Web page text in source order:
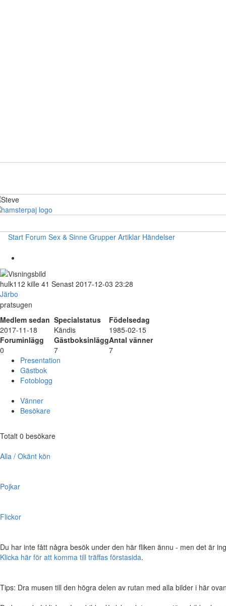
Start Forum Sex & Sinne Grupper Artiklar Händelser
hulk112 kille 41 Senast 2017-12-03 23:28
Järbo
pratsugen
Medlem sedan Specialstatus
Födelsedag
2017-11-18
Kändis
1985-02-15
Foruminlägg
GästboksinläggAntal vänner
0
7
7
Presentation
Gästbok
Fotoblogg
Vänner
Besökare
Totalt 0 besökare
Alla / Okänt kön
Pojkar
Flickor
Du har inte fått några besök under den här fliken ännu - men det är
Klicka här för att komma till träffas förstasida.
Tips: Dra musen till den högra delen av rutan med alla bilder i här